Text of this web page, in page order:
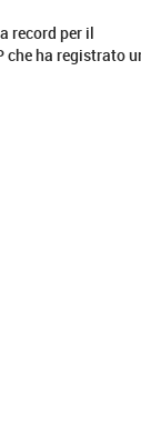
record per il
che ha registrato